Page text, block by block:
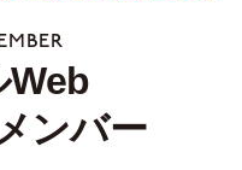
Web
ンバー